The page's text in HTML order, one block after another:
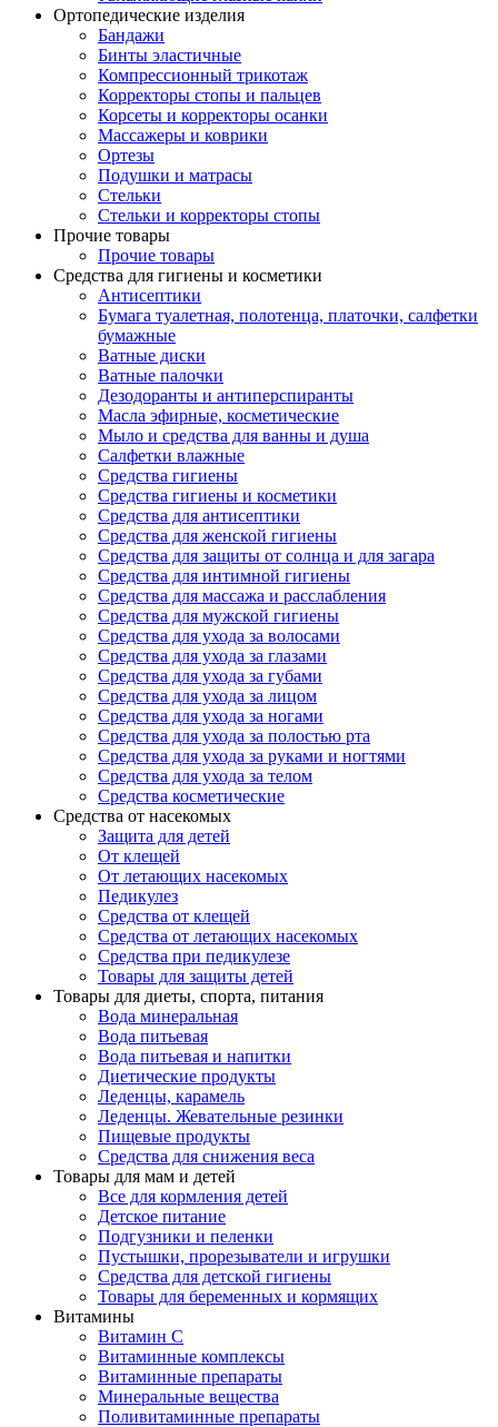
Ортопедические изделия
Бандажи
Бинты эластичные
Компрессионный трикотаж
Корректоры стопы и пальцев
Корсеты и корректоры осанки
Массажеры и коврики
Ортезы
Подушки и матрасы
Стельки
Стельки и корректоры стопы
Прочие товары
Прочие товары
Средства для гигиены и косметики
Антисептики
Бумага туалетная, полотенца, платочки, салфетки
бумажные
Ватные диски
Ватные палочки
Дезодоранты и антиперспиранты
Масла эфирные, косметические
Мыло и средства для ванны и душа
Салфетки влажные
Средства гигиены
Средства гигиены и косметики
Средства для антисептики
Средства для женской гигиены
Средства для защиты от солнца и для загара
Средства для интимной гигиены
Средства для массажа и расслабления
Средства для мужской гигиены
Средства для ухода за волосами
Средства для ухода за глазами
Средства для ухода за губами
Средства для ухода за лицом
Средства для ухода за ногами
Средства для ухода за полостью рта
Средства для ухода за руками и ногтями
Средства для ухода за телом
Средства косметические
Средства от насекомых
Защита для детей
От клещей
От летающих насекомых
Педикулез
Средства от клещей
Средства от летающих насекомых
Средства при педикулезе
Товары для защиты детей
Товары для диеты, спорта, питания
Вода минеральная
Вода питьевая
Вода питьевая и напитки
Диетические продукты
Леденцы, карамель
Леденцы. Жевательные резинки
Пищевые продукты
Средства для снижения веса
Товары для мам и детей
Все для кормления детей
Детское питание
Подгузники и пеленки
Пустышки, прорезыватели и игрушки
Средства для детской гигиены
Товары для беременных и кормящих
Витамины
Витамин С
Витаминные комплексы
Витаминные препараты
Минеральные вещества
Поливитаминные препараты